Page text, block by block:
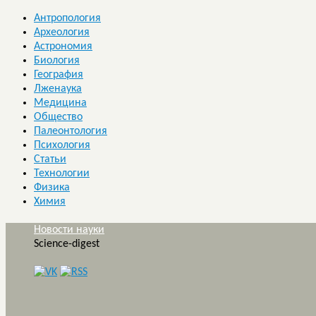
Антропология
Археология
Астрономия
Биология
География
Лженаука
Медицина
Общество
Палеонтология
Психология
Статьи
Технологии
Физика
Химия
Новости науки
Science-digest